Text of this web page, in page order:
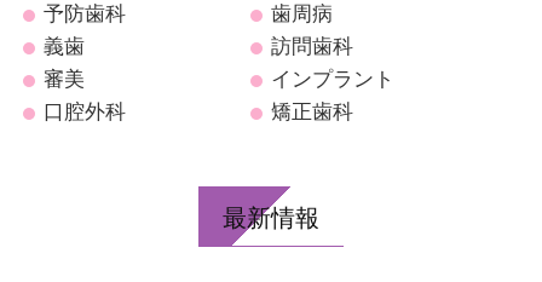
予防歯科
歯周病
義歯
訪問歯科
審美
インプラント
口腔外科
矯正歯科
最新情報